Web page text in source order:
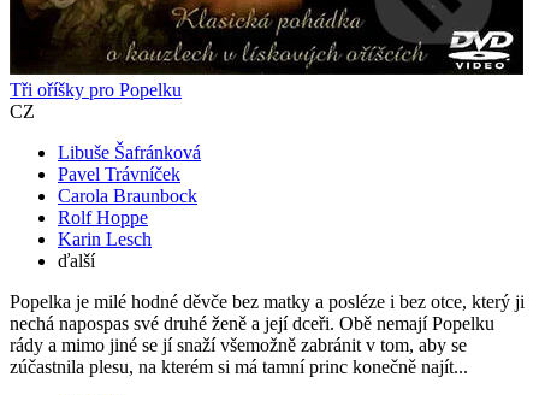
Tři oříšky pro Popelku
CZ
Libuše Šafránková
Pavel Trávníček
Carola Braunbock
Rolf Hoppe
Karin Lesch
ďalší
Popelka je milé hodné děvče bez matky a posléze i bez otce, který ji
nechá napospas své druhé ženě a její dceři. Obě nemají Popelku
rády a mimo jiné se jí snaží všemožně zabránit v tom, aby se
zúčastnila plesu, na kterém si má tamní princ konečně najít...